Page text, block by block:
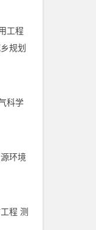
工程
规划
科学
环境
程 测